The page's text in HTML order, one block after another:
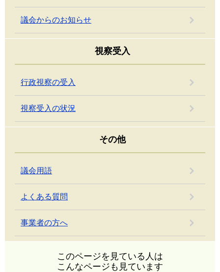
議会からのお知らせ
視察受入
行政視察の受入
視察受入の状況
その他
議会用語
よくある質問
事業者の方へ
このページを見ている人は
こんなページも見ています